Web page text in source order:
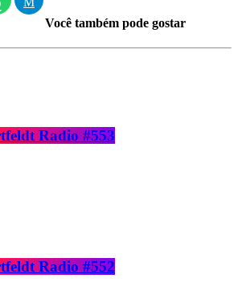
Você também pode gostar
Radio #553
Radio #552